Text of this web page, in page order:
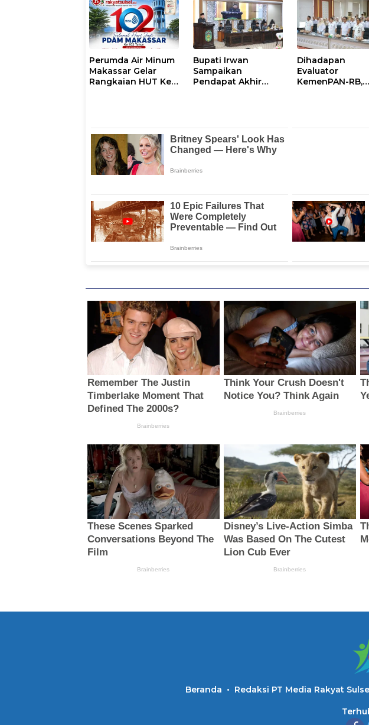
dengan Tokoh
Masyarakat
Perhatian
Perumda Air Minum
Makassar Gelar
Rangkaian HUT Ke-
Bupati Irwan
Sampaikan
Pendapat Akhir
Dihadapan
Evaluator
KemenPAN-RB,
Beranda Redaksi PT Media Rakyat